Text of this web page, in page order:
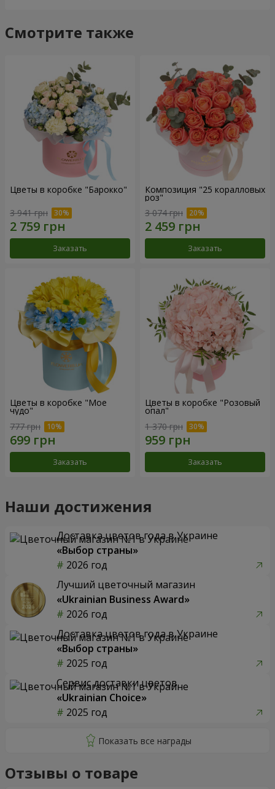
Смотрите также
Цветы в коробке "Барокко"
3 941 грн
Заказать
Композиция "25 коралловых
роз"
3 074 грн
Заказать
Цветы в коробке "Мое
чудо"
777 грн
Заказать
Цветы в коробке "Розовый
опал"
1 370 грн
Заказать
Наши достижения
Доставка цветов года в Украине
«Выбор страны»
2026 год
Лучший цветочный магазин
«Ukrainian Business Award»
2026 год
Доставка цветов года в Украине
«Выбор страны»
2025 год
Сервис доставки цветов
«Ukrainian Choice»
2025 год
Отзывы о товаре